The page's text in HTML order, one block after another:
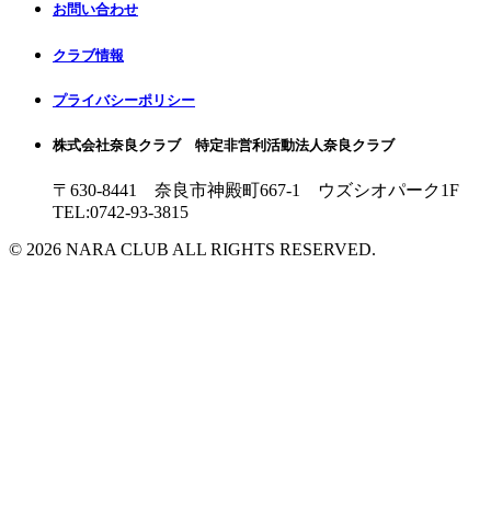
お問い合わせ
クラブ情報
プライバシーポリシー
株式会社奈良クラブ 特定非営利活動法人奈良クラブ
〒630-8441 奈良市神殿町667-1
ウズシオパーク1F
TEL:0742-93-3815
© 2026 NARA CLUB ALL RIGHTS RESERVED.